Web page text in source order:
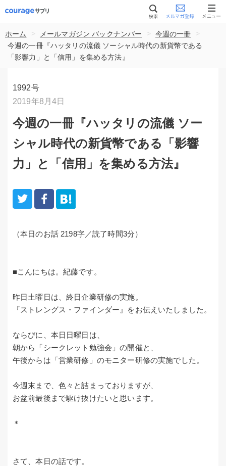
ホーム > メールマガジン バックナンバー > 今週の一冊
>
今週の一冊『ハッタリの流儀 ソーシャル時代の新貨幣である
「影響力」と「信用」を集める方法』
1992号
2019年8月4日
今週の一冊『ハッタリの流儀 ソー
シャル時代の新貨幣である「影響
力」と「信用」を集める方法』
（本日のお話 2198字／読了時間3分）
■こんにちは。紀藤です。
昨日土曜日は、終日企業研修の実施。
『ストレングス・ファインダー』をお伝えいたしました。
ならびに、本日日曜日は、
朝から「シークレット勉強会」の開催と、
午後からは「営業研修」のモニター研修の実施でした。
今週末まで、色々と詰まっておりますが、
お盆前最後まで駆け抜けたいと思います。
＊
さて、本日の話です。